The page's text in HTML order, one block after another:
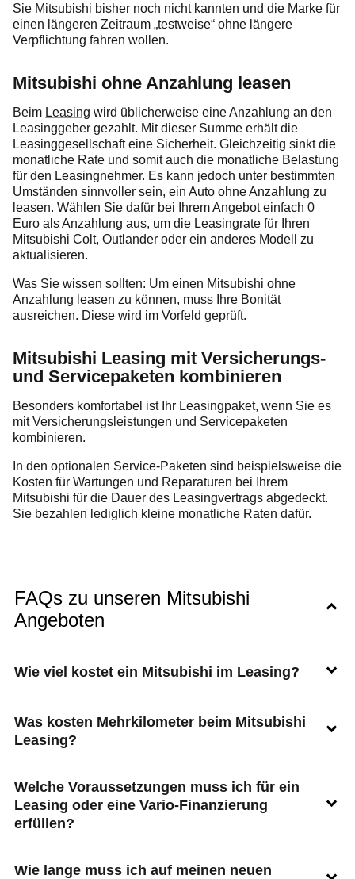
Sie Mitsubishi bisher noch nicht kannten und die Marke für
einen längeren Zeitraum „testweise“ ohne längere
Verpflichtung fahren wollen.
Mitsubishi ohne Anzahlung leasen
Beim Leasing wird üblicherweise eine Anzahlung an den
Leasinggeber gezahlt. Mit dieser Summe erhält die
Leasinggesellschaft eine Sicherheit. Gleichzeitig sinkt die
monatliche Rate und somit auch die monatliche Belastung
für den Leasingnehmer. Es kann jedoch unter bestimmten
Umständen sinnvoller sein, ein Auto ohne Anzahlung zu
leasen. Wählen Sie dafür bei Ihrem Angebot einfach 0
Euro als Anzahlung aus, um die Leasingrate für Ihren
Mitsubishi Colt, Outlander oder ein anderes Modell zu
aktualisieren.
Was Sie wissen sollten: Um einen Mitsubishi ohne
Anzahlung leasen zu können, muss Ihre Bonität
ausreichen. Diese wird im Vorfeld geprüft.
Mitsubishi Leasing mit Versicherungs-
und Servicepaketen kombinieren
Besonders komfortabel ist Ihr Leasingpaket, wenn Sie es
mit Versicherungsleistungen und Servicepaketen
kombinieren.
In den optionalen Service-Paketen sind beispielsweise die
Kosten für Wartungen und Reparaturen bei Ihrem
Mitsubishi für die Dauer des Leasingvertrags abgedeckt.
Sie bezahlen lediglich kleine monatliche Raten dafür.
FAQs zu unseren Mitsubishi
Angeboten
Wie viel kostet ein Mitsubishi im Leasing?
Was kosten Mehrkilometer beim Mitsubishi
Leasing?
Welche Voraussetzungen muss ich für ein
Leasing oder eine Vario-Finanzierung
erfüllen?
Wie lange muss ich auf meinen neuen